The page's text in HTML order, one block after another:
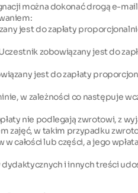
można dokonać drogą e-
jest do zapłaty
zobowiązany jest do
jest do zapłaty
w zależności co następuje
nie podlegają zwrotowi, z
zajęć, w takim przypadku
całości lub części, a jego
i innych treści